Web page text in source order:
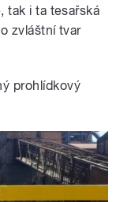
tak i ta tesařská
zvláštní tvar
prohlídkový